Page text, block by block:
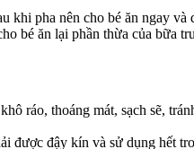
khi pha nên cho bé ăn ngay và
bé ăn lại phần thừa của bữa
ráo, thoáng mát, sạch sẽ,
được đậy kín và sử dụng hết